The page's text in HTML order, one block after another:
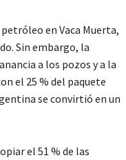
petróleo en Vaca Muerta,
Sin embargo, la
a los pozos y a la
el 25 % del paquete
se convirtió en un
el 51 % de las